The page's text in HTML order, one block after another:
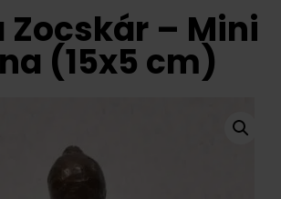
Zocskár – Mini
(15x5 cm)